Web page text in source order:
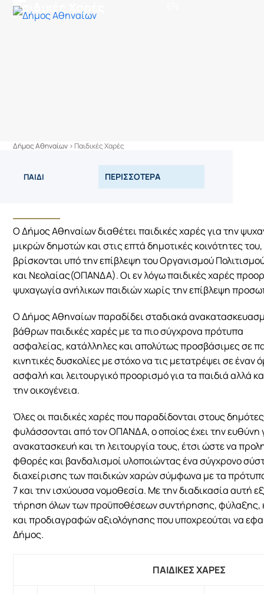
Skip
περιεχόμενο
Open
Close
Παιδικές Χαρές
Δήμος Αθηναίων > Παιδικές Χαρές
Ο Δήμος Αθηναίων διαθέτει παιδικές χαρές για την
μικρών δημοτών και στις επτά δημοτικές κοινότητες
βρίσκονται υπό την επίβλεψη του Οργανισμού
και Νεολαίας(ΟΠΑΝΔΑ). Οι εν λόγω παιδικές χαρές
ψυχαγωγία ανήλικων παιδιών χωρίς την επίβλεψη
Ο Δήμος Αθηναίων παραδίδει σταδιακά
βάθρων παιδικές χαρές με τα πιο σύγχρονα πρότυπα
ασφαλείας, κατάλληλες και απολύτως προσβάσιμες σε
κινητικές δυσκολίες με στόχο να τις μετατρέψει σε έναν
ασφαλή και λειτουργικό προορισμό για τα παιδιά αλλά
την οικογένεια.
Όλες οι παιδικές χαρές που παραδίδονται στους
φυλάσσονται από τον ΟΠΑΝΔΑ, ο οποίος έχει την ευθύνη
ανακατασκευή και τη λειτουργία τους, έτσι ώστε να
φθορές και βανδαλισμοί υλοποιώντας ένα σύγχρονο
διαχείρισης των παιδικών χαρών σύμφωνα με τα
7 και την ισχύουσα νομοθεσία. Με την διαδικασία αυτή
τήρηση όλων των προϋποθέσεων συντήρησης,
και προδιαγραφών αξιολόγησης που υποχρεούται να
Δήμος.
ΠΑΙΔΙΚΕΣ ΧΑΡΕΣ
ΠΑΙΔΙ ΠΕΡΙΣΣΟΤΕΡΑ